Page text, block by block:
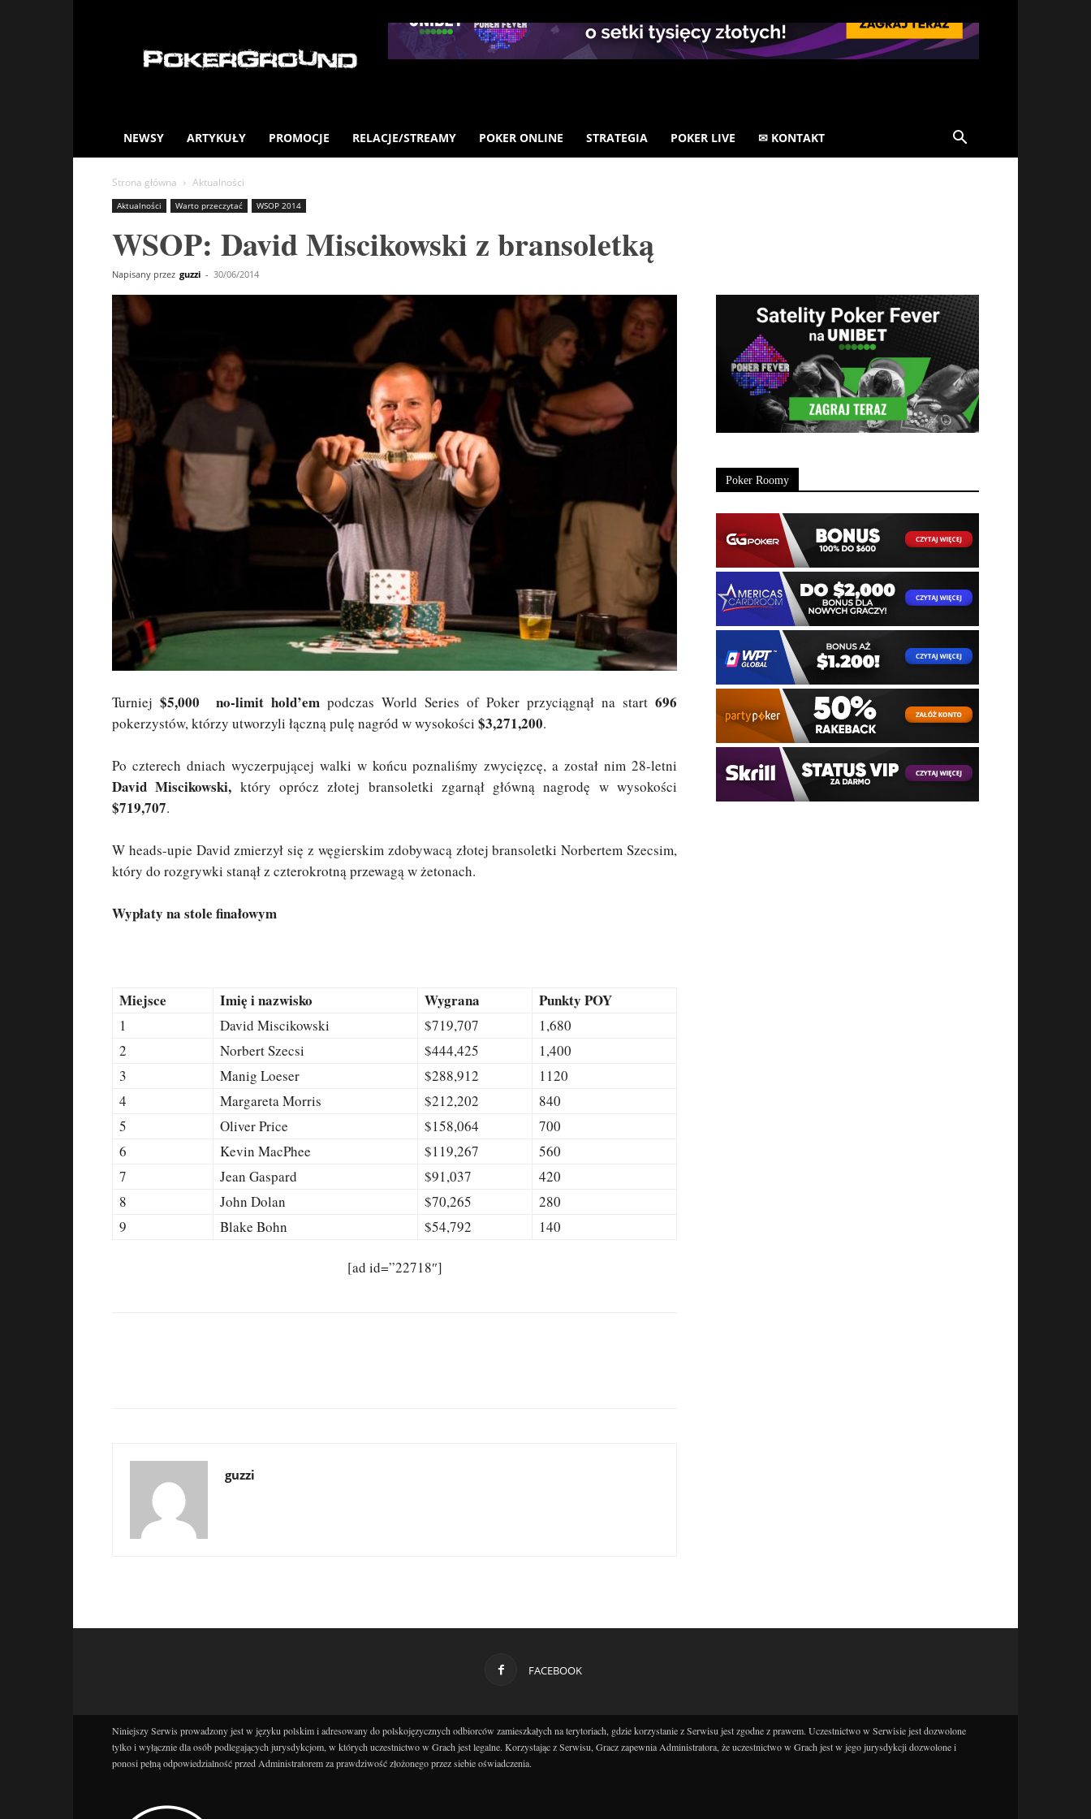
NEWSY ARTYKUŁY PROMOCJE RELACJE/STREAMY POKER ONLINE STRATEGIA POKER LIVE ✉ KONTAKT
Strona główna Aktualności
Aktualności Warto przeczytać WSOP 2014
WSOP: David Miscikowski z bransoletką
Napisany przez guzzi - 30/06/2014
Turniej $5,000 no-limit hold’em podczas World Series of Poker przyciągnął na start 696
pokerzystów, którzy utworzyli łączną pulę nagród w wysokości $3,271,200.
Po czterech dniach wyczerpującej walki w końcu poznaliśmy zwycięzcę, a został nim 28-letni
David Miscikowski, który oprócz złotej bransoletki zgarnął główną nagrodę w wysokości
$719,707.
W heads-upie David zmierzył się z węgierskim zdobywacą złotej bransoletki Norbertem Szecsim,
który do rozgrywki stanął z czterokrotną przewagą w żetonach.
Wypłaty na stole finałowym
Miejsce Imię i nazwisko Wygrana Punkty POY
1 David Miscikowski $719,707
1,680
2
Norbert Szecsi $444,425
1,400
3
Manig Loeser $288,912
1120
4
Margareta Morris $212,202
840
5
Oliver Price $158,064
700
6
Kevin MacPhee $119,267
560
7
Jean Gaspard $91,037
420
8
John Dolan $70,265
280
9
Blake Bohn $54,792 140
[ad id=”22718″]
guzzi
Poker Roomy
FACEBOOK
Niniejszy Serwis prowadzony jest w języku polskim i adresowany do polskojęzycznych odbiorców zamieszkałych na terytoriach, gdzie korzystanie z Serwisu jest zgodne z prawem. Uczestnictwo w Serwisie jest dozwolone
tylko i wyłącznie dla osób podlegających jurysdykcjom, w których uczestnictwo w Grach jest legalne. Korzystając z Serwisu, Gracz zapewnia Administratora, że uczestnictwo w Grach jest w jego jurysdykcji dozwolone i
ponosi pełną odpowiedzialność przed Administratorem za prawdziwość złożonego przez siebie oświadczenia.